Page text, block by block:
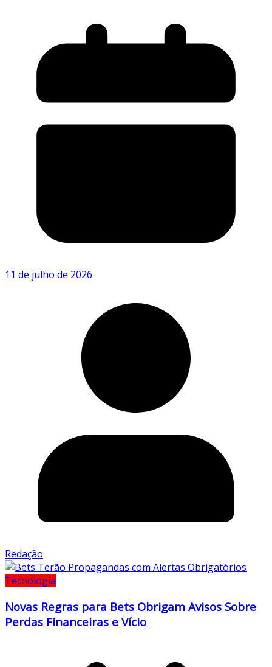
11 de julho de 2026
Redação
Tecnologia
Novas Regras para Bets Obrigam Avisos Sobre
Perdas Financeiras e Vício